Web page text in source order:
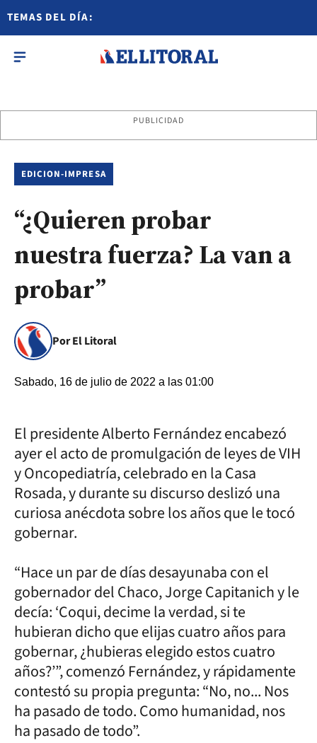
TEMAS DEL DÍA:
PUBLICIDAD
EDICION-IMPRESA
“¿Quieren probar
nuestra fuerza? La van a
probar”
Por El Litoral
Sabado, 16 de julio de 2022 a las 01:00
El presidente Alberto Fernández encabezó
ayer el acto de promulgación de leyes de VIH
y Oncopediatría, celebrado en la Casa
Rosada, y durante su discurso deslizó una
curiosa anécdota sobre los años que le tocó
gobernar.
“Hace un par de días desayunaba con el
gobernador del Chaco, Jorge Capitanich y le
decía: ‘Coqui, decime la verdad, si te
hubieran dicho que elijas cuatro años para
gobernar, ¿hubieras elegido estos cuatro
años?’”, comenzó Fernández, y rápidamente
contestó su propia pregunta: “No, no... Nos
ha pasado de todo. Como humanidad, nos
ha pasado de todo”.